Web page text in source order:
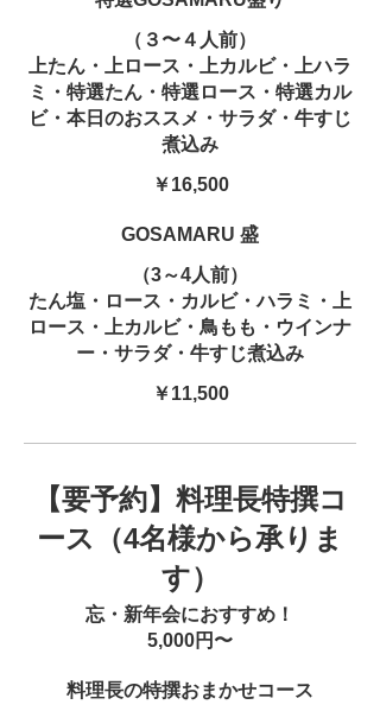
（３〜４人前）
上たん・上ロース・上カルビ・上ハラ
ミ・特選たん・特選ロース・特選カル
ビ・本日のおススメ・サラダ・牛すじ
煮込み
￥16,500
GOSAMARU 盛
（3～4人前）
たん塩・ロース・カルビ・ハラミ・上
ロース・上カルビ・鳥もも・ウインナ
ー・サラダ・牛すじ煮込み
￥11,500
【要予約】料理長特撰コ
ース（4名様から承りま
す）
忘・新年会におすすめ！
5,000円〜
料理長の特撰おまかせコース